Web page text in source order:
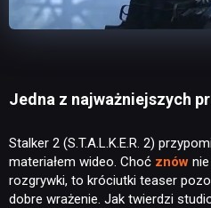
Jedna z najważniejszych
Stalker 2 (S.T.A.L.K.E.R. 2)
materiałem wideo. Choć znów
rozgrywki, to króciutki teaser
dobre wrażenie. Jak twierdzi